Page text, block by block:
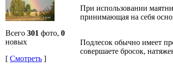
Всего 301 фото, 0
новых
[ Смотреть ]
При использовании
принимающая на себя
Подлесок обычно имеет
совершаете бросок,